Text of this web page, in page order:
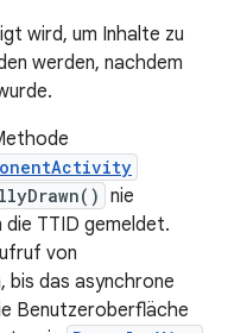
wird, um Inhalte zu
werden, nachdem
nie
TTID gemeldet.
von
bis das asynchrone
Benutzeroberfläche